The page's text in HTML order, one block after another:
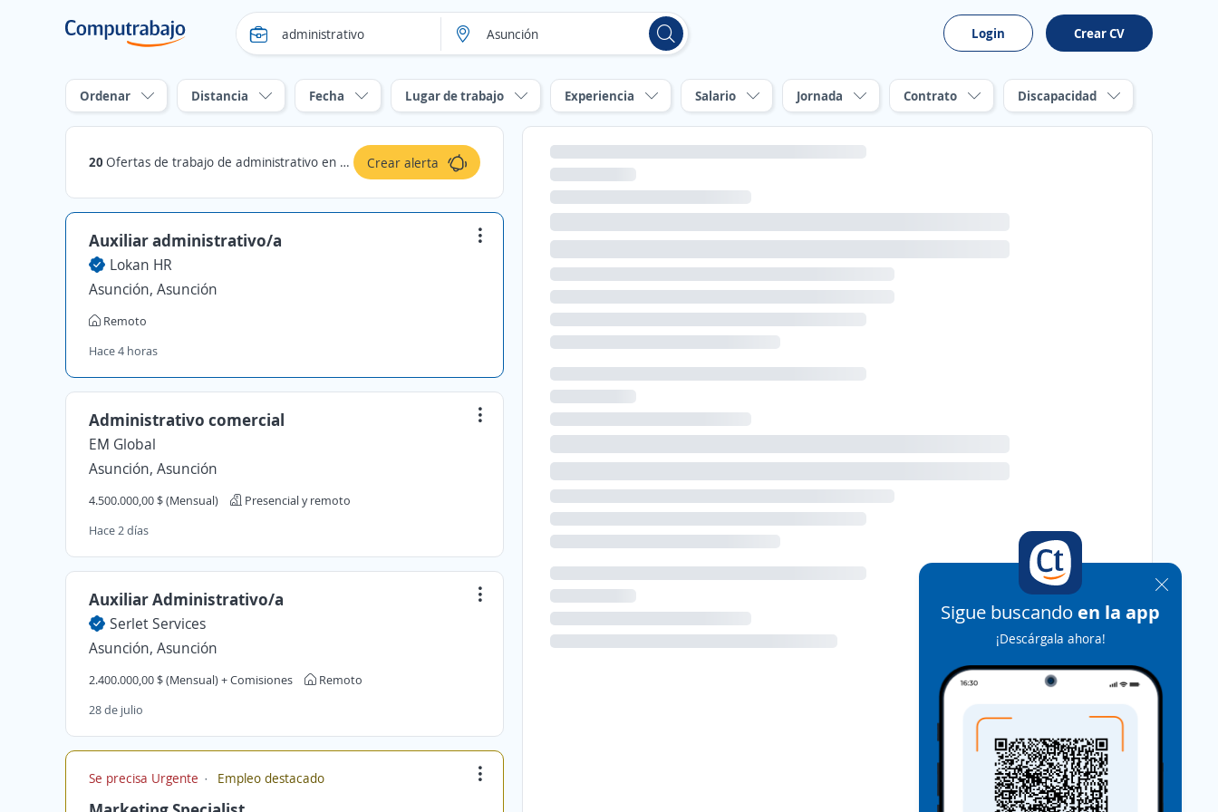
Login Crear CV
Ordenar Distancia Fecha Lugar de trabajo Experiencia Salario Jornada Contrato Discapacidad
20 Ofertas de trabajo de administrativo en Asunción, Asunción Crear alerta
Auxiliar administrativo/a
Lokan HR
Asunción, Asunción
Remoto
Hace 4 horas
Administrativo comercial
EM Global
Asunción, Asunción
4.500.000,00 $ (Mensual)
Presencial y remoto
Hace 2 días
Auxiliar Administrativo/a
Serlet Services
Asunción, Asunción
2.400.000,00 $ (Mensual) + Comisiones
Remoto
28 de julio
Se precisa Urgente Empleo destacado
Sigue buscando en la app
¡Descárgala ahora!